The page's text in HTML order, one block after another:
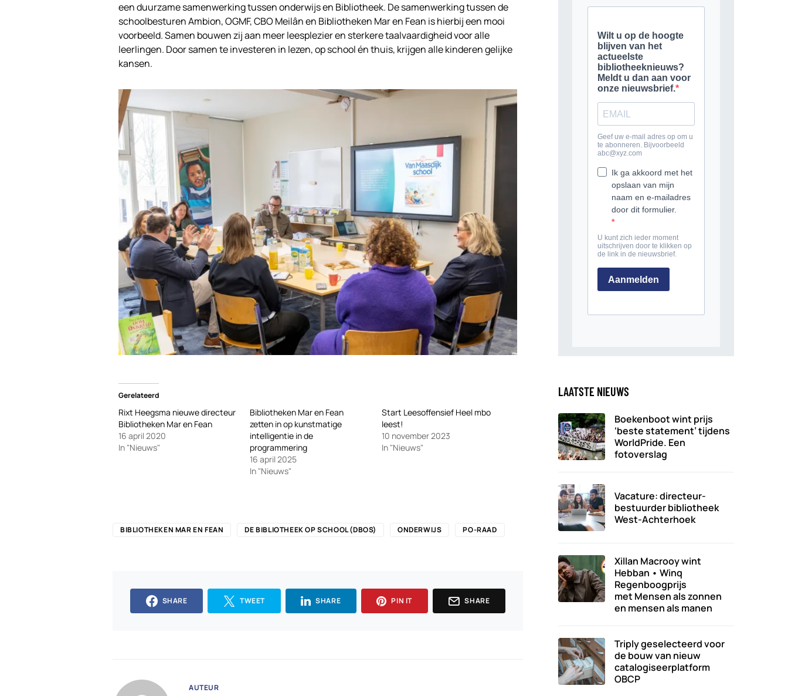
een duurzame samenwerking tussen onderwijs en Bibliotheek. De samenwerking tussen de
schoolbesturen Ambion, OGMF, CBO Meilân en Bibliotheken Mar en Fean is hierbij een mooi
voorbeeld. Samen bouwen zij aan meer leesplezier en sterkere taalvaardigheid voor alle
leerlingen. Door samen te investeren in lezen, op school én thuis, krijgen alle kinderen gelijke
kansen.
Gerelateerd
Rixt Heegsma nieuwe directeur
Bibliotheken Mar en Fean
16 april 2020
In "Nieuws"
Bibliotheken Mar en Fean
zetten in op kunstmatige
intelligentie in de
programmering
16 april 2025
In "Nieuws"
Start Leesoffensief Heel mbo
leest!
10 november 2023
In "Nieuws"
BIBLIOTHEKEN MAR EN FEAN DE BIBLIOTHEEK OP SCHOOL (DBOS) ONDERWIJS PO-RAAD
SHARE TWEET SHARE PIN IT SHARE
AUTEUR
LAATSTE NIEUWS
Boekenboot wint prijs
‘beste statement’ tijdens
WorldPride. Een
fotoverslag
Vacature: directeur-
bestuurder bibliotheek
West-Achterhoek
Xillan Macrooy wint
Hebban • Winq
Regenboogprijs
met Mensen als zonnen
en mensen als manen
Triply geselecteerd voor
de bouw van nieuw
catalogiseerplatform
OBCP